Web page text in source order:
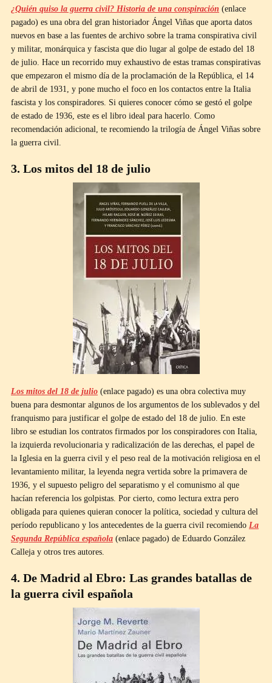
¿Quién quiso la guerra civil? Historia de una conspiración (enlace
pagado) es una obra del gran historiador Ángel Viñas que aporta datos
nuevos en base a las fuentes de archivo sobre la trama conspirativa civil
y militar, monárquica y fascista que dio lugar al golpe de estado del 18
de julio. Hace un recorrido muy exhaustivo de estas tramas conspirativas
que empezaron el mismo día de la proclamación de la República, el 14
de abril de 1931, y pone mucho el foco en los contactos entre la Italia
fascista y los conspiradores. Si quieres conocer cómo se gestó el golpe
de estado de 1936, este es el libro ideal para hacerlo. Como
recomendación adicional, te recomiendo la trilogía de Ángel Viñas sobre
la guerra civil.
3. Los mitos del 18 de julio
Los mitos del 18 de julio (enlace pagado) es una obra colectiva muy
buena para desmontar algunos de los argumentos de los sublevados y del
franquismo para justificar el golpe de estado del 18 de julio. En este
libro se estudian los contratos firmados por los conspiradores con Italia,
la izquierda revolucionaria y radicalización de las derechas, el papel de
la Iglesia en la guerra civil y el peso real de la motivación religiosa en el
levantamiento militar, la leyenda negra vertida sobre la primavera de
1936, y el supuesto peligro del separatismo y el comunismo al que
hacían referencia los golpistas. Por cierto, como lectura extra pero
obligada para quienes quieran conocer la política, sociedad y cultura del
período republicano y los antecedentes de la guerra civil recomiendo La
Segunda República española (enlace pagado) de Eduardo González
Calleja y otros tres autores.
4. De Madrid al Ebro: Las grandes batallas de
la guerra civil española